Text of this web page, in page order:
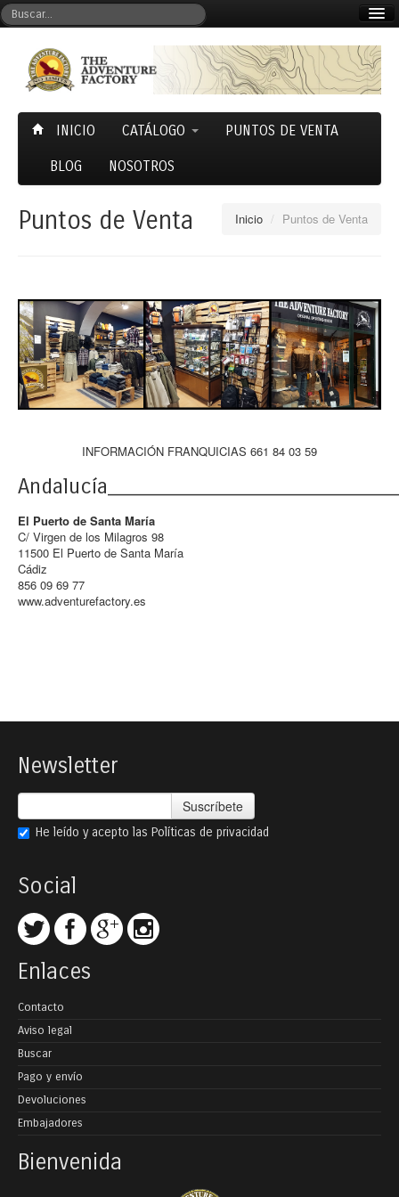
Carrito (0)
INICIO CATÁLOGO PUNTOS DE VENTA
BLOG NOSOTROS
Inicio / Puntos de Venta
Puntos de Venta
INFORMACIÓN FRANQUICIAS 661 84 03 59
El Puerto de Santa María
C/ Virgen de los Milagros 98
11500 El Puerto de Santa María
Cádiz
856 09 69 77
www.adventurefactory.es
Newsletter
Suscríbete
He leído y acepto las Políticas de privacidad
Social
Enlaces
Contacto
Aviso legal
Buscar
Pago y envío
Devoluciones
Embajadores
Bienvenida